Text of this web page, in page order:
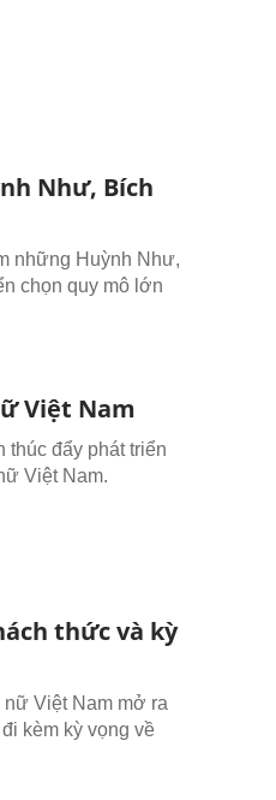
Như, Bích
những Huỳnh Như,
chọn quy mô lớn
Việt Nam
thúc đẩy phát triển
Việt Nam.
thức và kỳ
nữ Việt Nam mở ra
kèm kỳ vọng về